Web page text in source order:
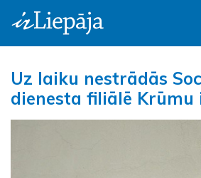
Uz laiku nestrādās
dienesta filiālē Krūmu